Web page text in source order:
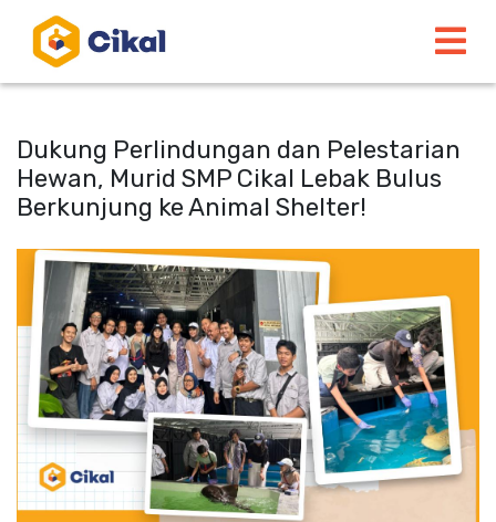
Dukung Perlindungan dan Pelestarian
Hewan, Murid SMP Cikal Lebak Bulus
Berkunjung ke Animal Shelter!